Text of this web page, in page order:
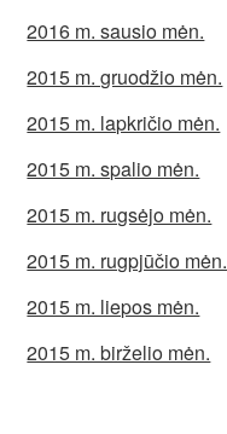
2016 m. sausio mėn.
2015 m. gruodžio mėn.
2015 m. lapkričio mėn.
2015 m. spalio mėn.
2015 m. rugsėjo mėn.
2015 m. rugpjūčio mėn.
2015 m. liepos mėn.
2015 m. birželio mėn.